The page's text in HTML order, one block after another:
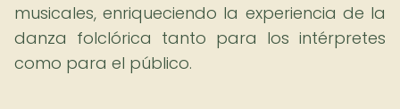
musicales, enriqueciendo la experiencia de la
danza folclórica tanto para los intérpretes
como para el público.